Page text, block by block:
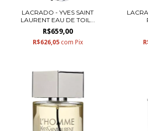
LACRADO - YVES SAINT
LAURENT EAU DE TOIL...
R$659,00
R$626,05 com Pix